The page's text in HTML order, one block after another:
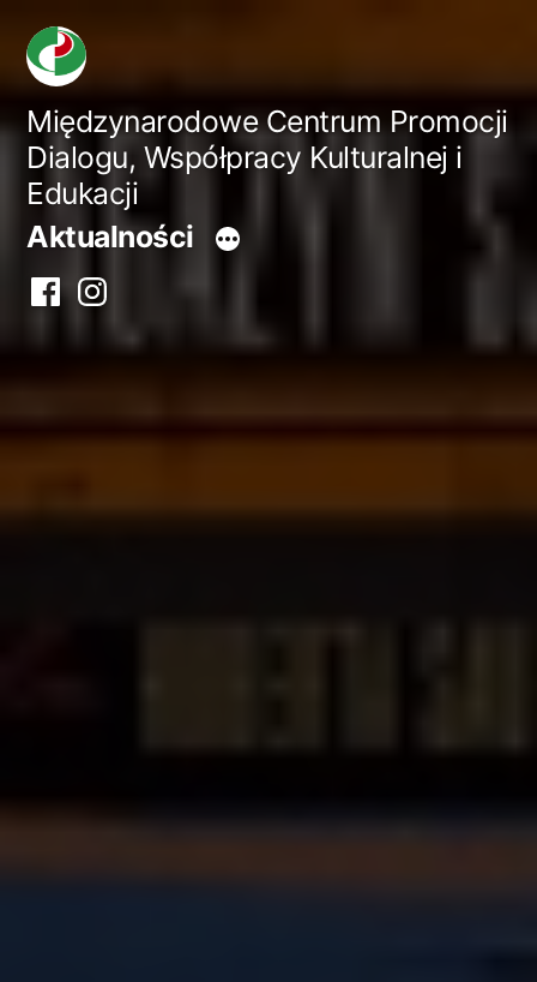
Przejdź
treściMiędzynarodowe Centrum Promocji
Dialogu, Współpracy Kulturalnej i
Edukacji
Aktualności
Facebook
centrum
Instagram